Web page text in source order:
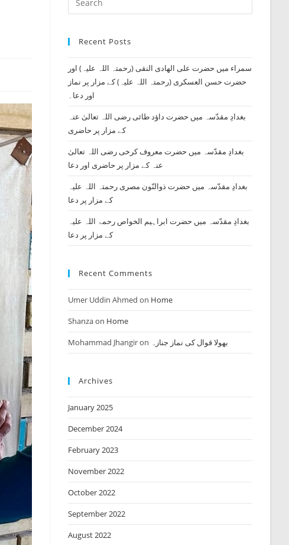
Escape
Recent Posts
سمراء میں حضرت علی الھادی النقی (رحمتہ اللہ علیہ) اور
حضرت حسن العسکری (رحمتہ اللہ علیہ) کے مزار پر نماز
اور دعا۔
بغدادِ مقدّسہ میں حضرت داؤد طائی رضی اللہ تعالیٰ عنہ
کے مزار پر حاضری
بغدادِ مقدّسہ میں حضرت معروف کرخی رضی اللہ تعالیٰ
عنہ کے مزار پر حاضری اور دعا
بغدادِ مقدّسہ میں حضرت ذوالنّون مصری رحمتہ اللہ علیہ
کے مزار پر دعا
بغدادِ مقدّسہ میں حضرت ابراہیم الخواص رحمۃ اللہ علیہ
کے مزار پر دعا
Recent Comments
Umer Uddin Ahmed on Home
Shanzaon Home
Mohammad Jhangiron بھولا قوال کی نماز جنازہ
Archives
January 2025
December 2024
February 2023
November 2022
October 2022
September 2022
August 2022